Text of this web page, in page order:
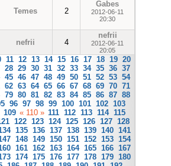
Temes 2
Gabes
2012-06-11
20:30
nefrii 4
nefrii
2012-06-11
20:05
11 12 13 14 15 16 17 18 19 20
28 29 30 31 32 33 34 35 36 37
45 46 47 48 49 50 51 52 53 54
62 63 64 65 66 67 68 69 70 71
79 80 81 82 83 84 85 86 87 88
96 97 98 99 100 101 102 103
109 « 110 » 111 112 113 114 115
122 123 124 125 126 127 128
135 136 137 138 139 140 141
148 149 150 151 152 153 154
161 162 163 164 165 166 167
174 175 176 177 178 179 180